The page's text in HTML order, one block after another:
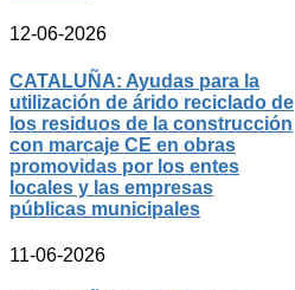
12-06-2026
CATALUÑA: Ayudas para la
utilización de árido reciclado de
los residuos de la construcción
con marcaje CE en obras
promovidas por los entes
locales y las empresas
públicas municipales
11-06-2026